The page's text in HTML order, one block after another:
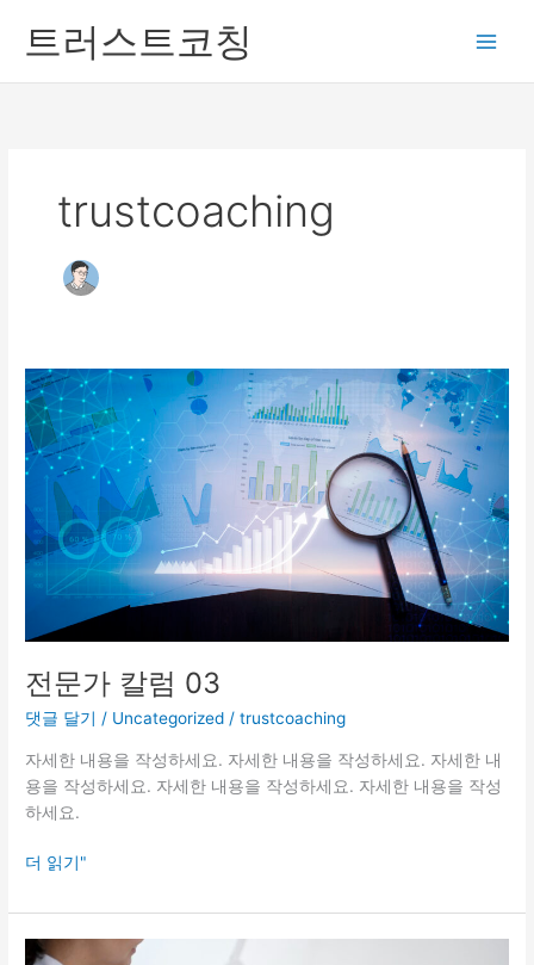
트러스트코칭
trustcoaching
전문가 칼럼 03
댓글 달기 / Uncategorized /trustcoaching
자세한 내용을 작성하세요. 자세한 내용을 작성하세요. 자세한 내
용을 작성하세요. 자세한 내용을 작성하세요. 자세한 내용을 작성
하세요.
전
문
가
칼
03
더 읽기"
전